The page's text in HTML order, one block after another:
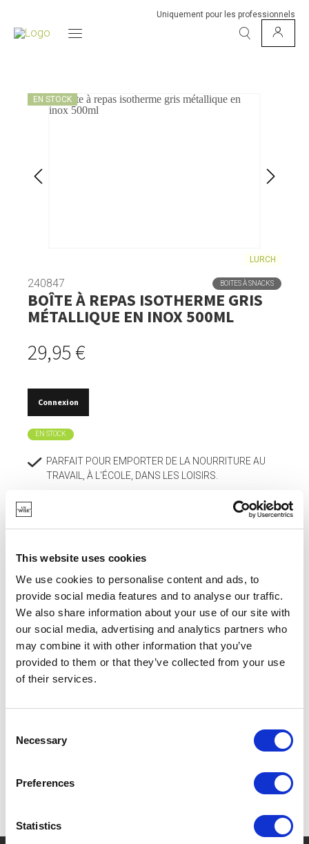
This website uses cookies
We use cookies to personalise content and ads, to
provide social media features and to analyse our traffic.
We also share information about your use of our site with
our social media, advertising and analytics partners who
may combine it with other information that you’ve
provided to them or that they’ve collected from your use
of their services.
Selection
Necessary
Preferences
Statistics
Uniquement pour les professionnels
EN STOCK
LURCH
240847 BOITES À SNACKS
BOÎTE À REPAS ISOTHERME GRIS
MÉTALLIQUE EN INOX 500ML
29,95 €
Connexion
EN STOCK
PARFAIT POUR EMPORTER DE LA NOURRITURE AU
TRAVAIL, À L'ÉCOLE, DANS LES LOISIRS.
PAROI INTÉRIEURE LISSE POUR UN NETTOYAGE
MANGER DIRECTEMENT DANS L'ISOPOT.
AVEC PORTE-COUVERTS.
L'ISOLATION THERMIQUE À DOUBLE PAROI
MAINTIENT LE CONTENU CHAUD OU FROID PENDANT
AU MOINS 8 HEURES.
SPÉCIFICATIONS